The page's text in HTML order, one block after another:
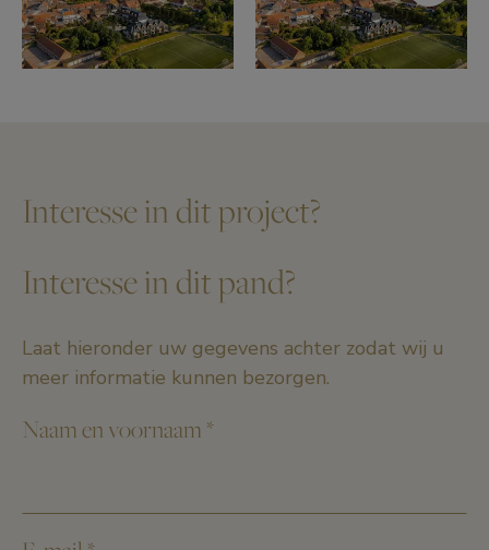
Interesse in dit project?
Interesse in dit pand?
Laat hieronder uw gegevens achter zodat wij u
meer informatie kunnen bezorgen.
Naam en voornaam *